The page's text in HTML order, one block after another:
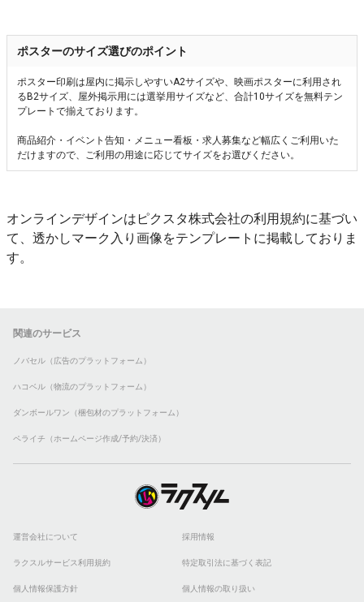
ポスターのサイズ選びのポイント
ポスター印刷は屋内に掲示しやすいA2サイズや、映画ポスターに利用され
るB2サイズ、屋外掲示用には選挙用サイズなど、合計10サイズを無料テン
プレートで揃えております。
商品紹介・イベント告知・メニュー看板・求人募集など幅広くご利用いた
だけますので、ご利用の用途に応じてサイズをお選びください。
オンラインデザインはピクスタ株式会社の利用規約に基づい
て、透かしマーク入り画像をテンプレートに掲載しておりま
す。
関連のサービス
ノバセル（広告のプラットフォーム）
ハコベル（物流のプラットフォーム）
ダンボールワン（梱包材のプラットフォーム）
ペライチ（ホームページ作成/予約/決済）
運営会社について 採用情報
ラクスルサービス利用規約 特定取引法に基づく表記
個人情報保護方針 個人情報の取り扱い